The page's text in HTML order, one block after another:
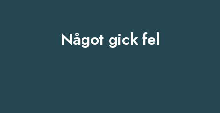
Något gick fel